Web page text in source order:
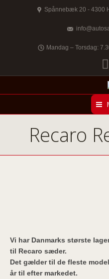
Spånnebæk 20 - 4300
Mandag – Torsdag:
Recaro
Vi har Danmarks største
til Recaro sæder.
Det gælder til de fleste
år til efter markedet.